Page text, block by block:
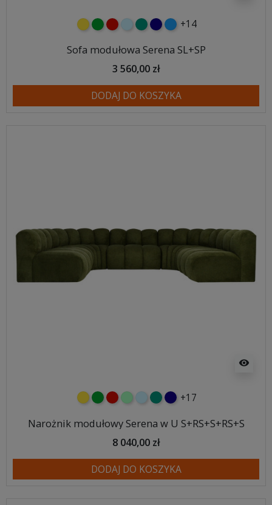
żółtyzielonyczerwony
błękitnyturkusowy
granatowy
niebieski
+14
Sofa modułowa Serena SL+SP
3 560,00 zł
DODAJ DO KOSZYKA
visibility
żółtyzielonyczerwony
miętowybłękitnyturkusowy
granatowy
+17
Narożnik modułowy Serena w U S+RS+S+RS+S
8 040,00 zł
DODAJ DO KOSZYKA